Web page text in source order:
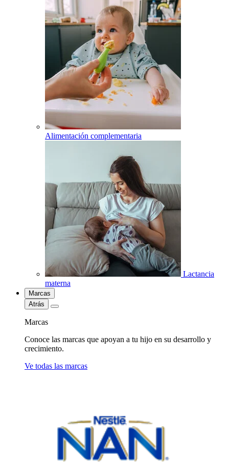
Alimentación complementaria
Lactancia
materna
Marcas
Atrás
Marcas
Conoce las marcas que apoyan a tu hijo en su desarrollo y
crecimiento.
Ve todas las marcas